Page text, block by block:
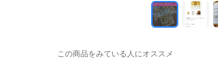
この商品をみている人にオススメ